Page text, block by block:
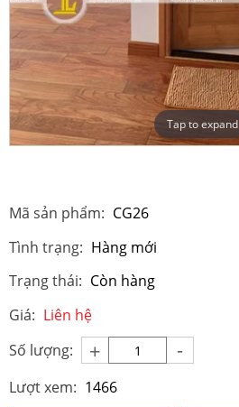
Tap to expand
Mã sản phẩm: CG26
Tình trạng: Hàng mới
Trạng thái: Còn hàng
Giá: Liên hệ
Số lượng:
+ -
Lượt xem: 1466